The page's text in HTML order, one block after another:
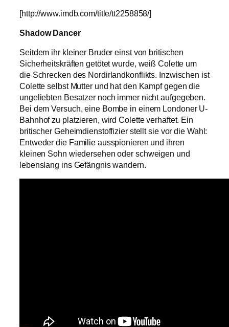
[http://www.imdb.com/title/tt2258858/]
Shadow Dancer
Seitdem ihr kleiner Bruder einst von britischen
Sicherheitskräften getötet wurde, weiß Colette um
die Schrecken des Nordirlandkonflikts. Inzwischen ist
Colette selbst Mutter und hat den Kampf gegen die
ungeliebten Besatzer noch immer nicht aufgegeben.
Bei dem Versuch, eine Bombe in einem Londoner U-
Bahnhof zu platzieren, wird Colette verhaftet. Ein
britischer Geheimdienstoffizier stellt sie vor die Wahl:
Entweder die Familie ausspionieren und ihren
kleinen Sohn wiedersehen oder schweigen und
lebenslang ins Gefängnis wandern.